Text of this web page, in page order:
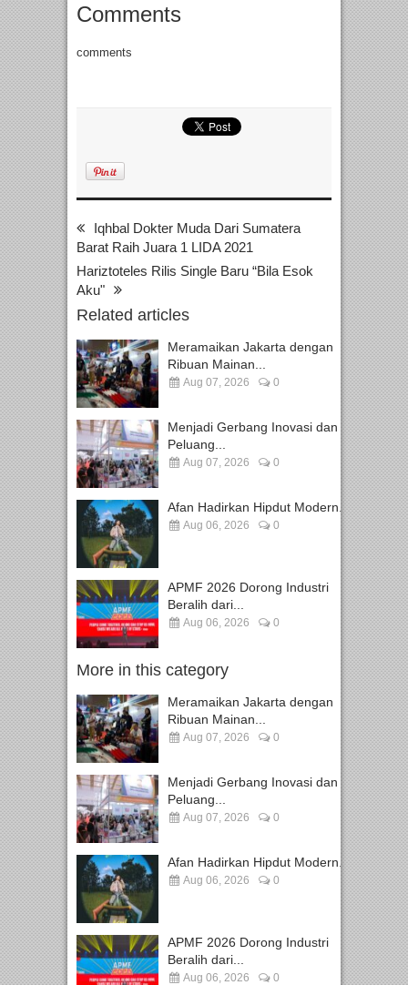
Comments
comments
Iqhbal Dokter Muda Dari Sumatera
Barat Raih Juara 1 LIDA 2021
Hariztoteles Rilis Single Baru “Bila Esok
Aku"
Related articles
Meramaikan Jakarta dengan
Ribuan Mainan...
Aug 07, 2026 0
Menjadi Gerbang Inovasi dan
Peluang...
Aug 07, 2026 0
Afan Hadirkan Hipdut Modern...
Aug 06, 2026 0
APMF 2026 Dorong Industri
Beralih dari...
Aug 06, 2026 0
More in this category
Meramaikan Jakarta dengan
Ribuan Mainan...
Aug 07, 2026 0
Menjadi Gerbang Inovasi dan
Peluang...
Aug 07, 2026 0
Afan Hadirkan Hipdut Modern...
Aug 06, 2026 0
APMF 2026 Dorong Industri
Beralih dari...
Aug 06, 2026 0